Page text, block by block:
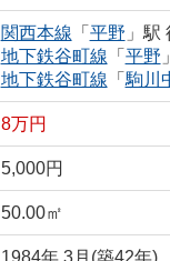
関西本線 「 平野 」駅
地下鉄谷町線 「 平野
地下鉄谷町線 「 駒川
8万円
5,000円
50.00㎡